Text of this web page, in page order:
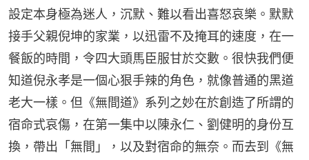
設定本身極為迷人，沉默、難以看出喜怒哀樂。默默
接手父親倪坤的家業，以迅雷不及掩耳的速度，在一
餐飯的時間，令四大頭馬臣服甘於交數。很快我們便
知道倪永孝是一個心狠手辣的角色，就像普通的黑道
老大一樣。但《無間道》系列之妙在於創造了所謂的
宿命式哀傷，在第一集中以陳永仁、劉健明的身份互
換，帶出「無間」，以及對宿命的無奈。而去到《無